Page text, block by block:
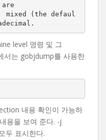
level 명령 및 그
서는 gobjdump를 사용한
내용 확인이 가능하
용을 보여 준다. -j
두 표시한다.